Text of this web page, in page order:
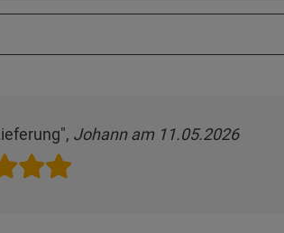
Johann am 11.05.2026